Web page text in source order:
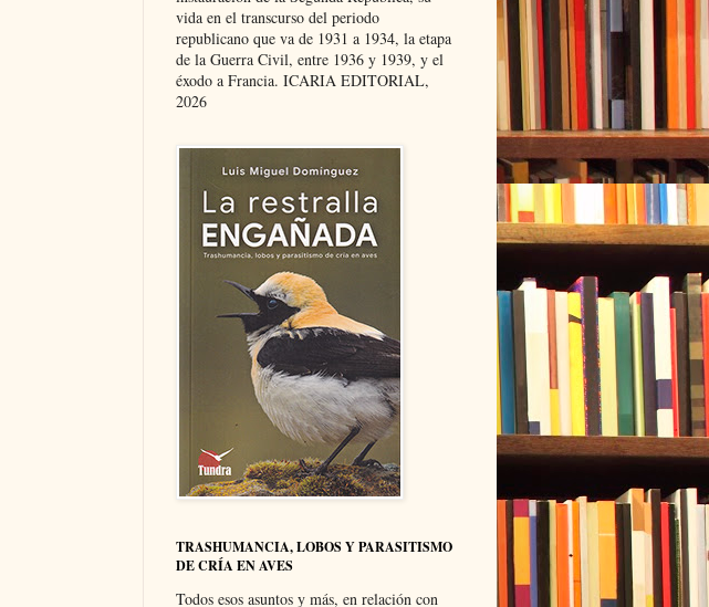
vida en el transcurso del periodo
republicano que va de 1931 a 1934, la etapa
de la Guerra Civil, entre 1936 y 1939, y el
éxodo a Francia. ICARIA EDITORIAL,
2026
TRASHUMANCIA, LOBOS Y PARASITISMO
DE CRÍA EN AVES
Todos esos asuntos y más, en relación con